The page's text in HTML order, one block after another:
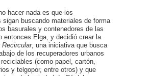
hacer nada es que los
sigan buscando materiales de forma
basurales y contenedores de las
entonces Elga, y decidió crear la
Recircular, una iniciativa que busca
de los recuperadores urbanos
(como papel, cartón,
y telgopor, entre otros) y que